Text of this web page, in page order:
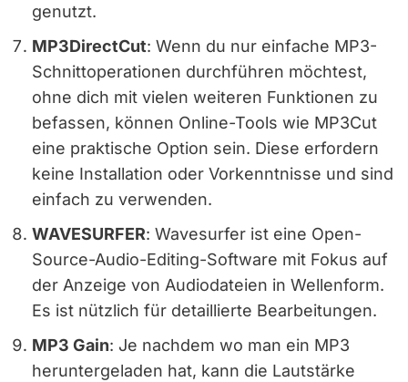
genutzt.
MP3DirectCut: Wenn du nur einfache MP3-
Schnittoperationen durchführen möchtest,
ohne dich mit vielen weiteren Funktionen zu
befassen, können Online-Tools wie MP3Cut
eine praktische Option sein. Diese erfordern
keine Installation oder Vorkenntnisse und sind
einfach zu verwenden.
WAVESURFER: Wavesurfer ist eine Open-
Source-Audio-Editing-Software mit Fokus auf
der Anzeige von Audiodateien in Wellenform.
Es ist nützlich für detaillierte Bearbeitungen.
MP3 Gain: Je nachdem wo man ein MP3
heruntergeladen hat, kann die Lautstärke